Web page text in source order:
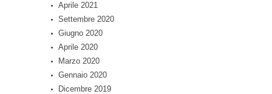
Aprile 2021
Settembre 2020
Giugno 2020
Aprile 2020
Marzo 2020
Gennaio 2020
Dicembre 2019